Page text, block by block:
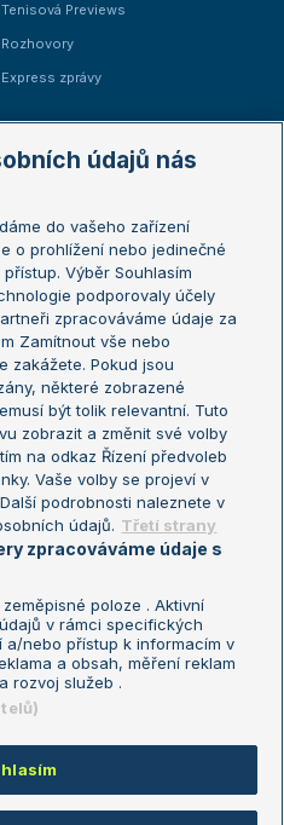
Tenisová Previews
Rozhovory
Express zprávy
Australian Open
French Open
Wimbledon
US Open
Turnaj mistrů
Turnaj mistryň
Nastavení soukromí
Reklama
Informace o zpracování osobních
údajů
Využíváme zpravodajství ČTK.
údajů nás
do vašeho zařízení
o prohlížení nebo jedinečné
Výběr Souhlasím
podporovaly účely
zpracováváme údaje za
Zamítnout vše nebo
zakážete. Pokud jsou
některé zobrazené
být tolik relevantní. Tuto
zobrazit a změnit své volby
na odkaz Řízení předvoleb
Vaše volby se projeví v
podrobnosti naleznete v
údajů. Třetí strany
zpracováváme údaje s
poloze . Aktivní
v rámci specifických
a/nebo přístup k informacím v
a obsah, měření reklam
rozvoj služeb .